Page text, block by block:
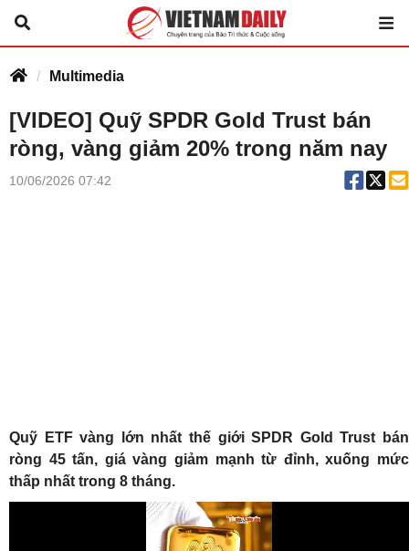
Multimedia
[VIDEO] Quỹ SPDR Gold Trust bán
ròng, vàng giảm 20% trong năm nay
10/06/2026 07:42
Quỹ ETF vàng lớn nhất thế giới SPDR Gold Trust bán
ròng 45 tấn, giá vàng giảm mạnh từ đỉnh, xuống mức
thấp nhất trong 8 tháng.